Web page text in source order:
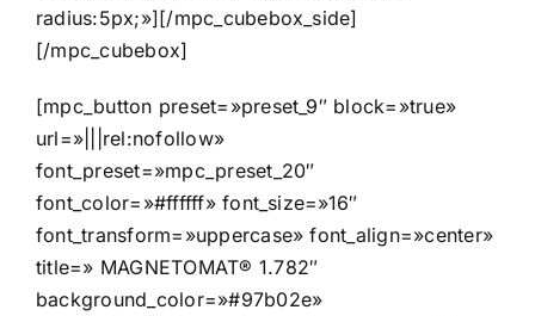
radius:5px;»][/mpc_cubebox_side]
[/mpc_cubebox]
[mpc_button preset=»preset_9″ block=»true»
url=»|||rel:nofollow»
font_preset=»mpc_preset_20″
font_color=»#ffffff» font_size=»16″
font_transform=»uppercase» font_align=»center»
title=» MAGNETOMAT® 1.782″
background_color=»#97b02e»